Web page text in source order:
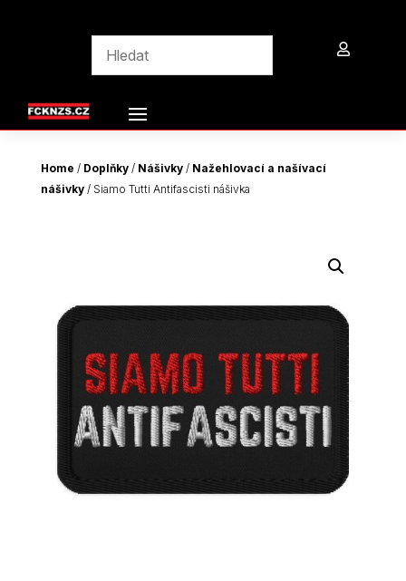

Home / Doplňky/ Nášivky/ Nažehlovací a našívací
nášivky/ Siamo Tutti Antifascisti nášivka